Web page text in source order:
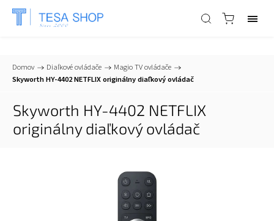
📞+421 903 553 805 info@tesa-systems.sk
Domov / Diaľkové ovládače / Magio TV ovládače /
Skyworth HY-4402 NETFLIX originálny diaľkový ovládač
Skyworth HY-4402 NETFLIX
originálny diaľkový ovládač